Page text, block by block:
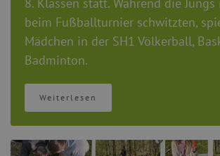
8. Klassen statt. Während die Jungs
beim Fußballturnier schwitzten,
Mädchen in der SH1 Völkerball,
Badminton.
Weiterlesen